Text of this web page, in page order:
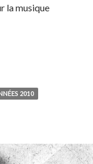
la musique
(Anthony Gonzalez)
2010